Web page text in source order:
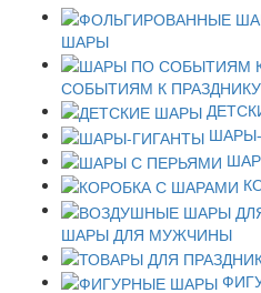
ШАРЫ
СОБЫТИЯМ К ПРАЗДНИКУ
ШАРЫ ДЛЯ МУЖЧИНЫ